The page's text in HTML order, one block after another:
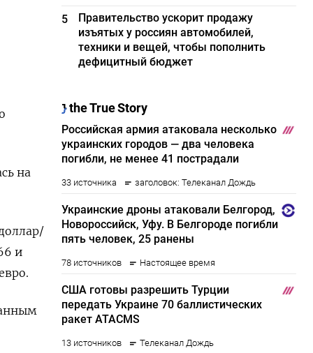
на
и
5
Правительство ускорит продажу
изъятых у россиян автомобилей,
техники и вещей, чтобы пополнить
дефицитный бюджет